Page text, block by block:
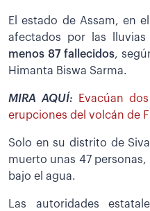
El estado de Assam, en
afectados por las
menos 87 fallecidos,
Himanta Biswa Sarma.
MIRA AQUÍ:
Evacúan
erupciones del volcán de
Solo en su distrito de
muerto unas 47
bajo el agua.
Las autoridades